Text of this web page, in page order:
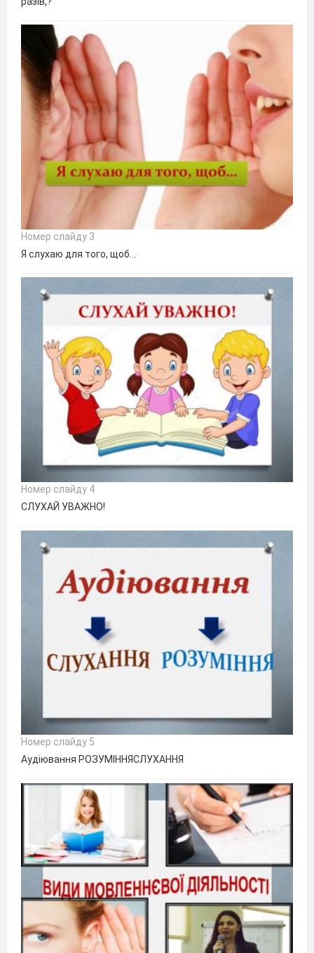
Номер слайду 3
Я слухаю для того, щоб…
Номер слайду 4
СЛУХАЙ УВАЖНО!
Номер слайду 5
Аудіювання РОЗУМІННЯСЛУХАННЯ